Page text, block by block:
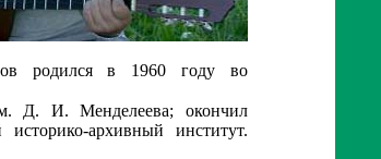
родился в 1960 году во
Менделеева; окончил
историко-архивный институт.